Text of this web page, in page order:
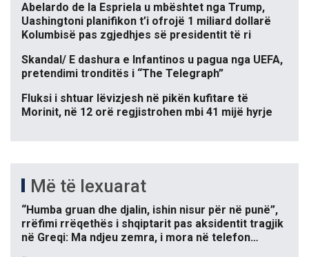
Abelardo de la Espriela u mbështet nga Trump,
Uashingtoni planifikon t’i ofrojë 1 miliard dollarë
Kolumbisë pas zgjedhjes së presidentit të ri
Skandal/ E dashura e Infantinos u pagua nga UEFA,
pretendimi tronditës i “The Telegraph”
Fluksi i shtuar lëvizjesh në pikën kufitare të
Morinit, në 12 orë regjistrohen mbi 41 mijë hyrje
Më të lexuarat
“Humba gruan dhe djalin, ishin nisur për në punë”,
rrëfimi rrëqethës i shqiptarit pas aksidentit tragjik
në Greqi: Ma ndjeu zemra, i mora në telefon…